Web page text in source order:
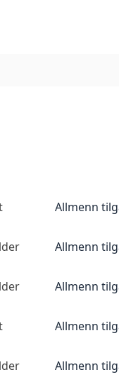
Allmenn
Allmenn
Allmenn
Allmenn
Allmenn